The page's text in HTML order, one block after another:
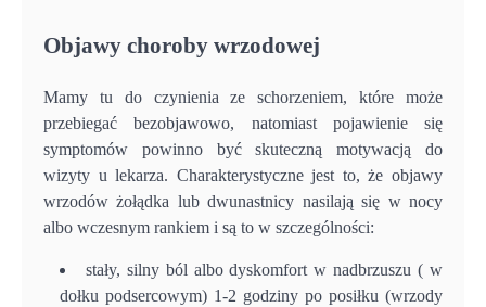
Objawy choroby wrzodowej
Mamy tu do czynienia ze schorzeniem, które może
przebiegać bezobjawowo, natomiast pojawienie się
symptomów powinno być skuteczną motywacją do
wizyty u lekarza. Charakterystyczne jest to, że objawy
wrzodów żołądka lub dwunastnicy nasilają się w nocy
albo wczesnym rankiem i są to w szczególności:
stały, silny ból albo dyskomfort w nadbrzuszu ( w
dołku podsercowym) 1-2 godziny po posiłku (wrzody